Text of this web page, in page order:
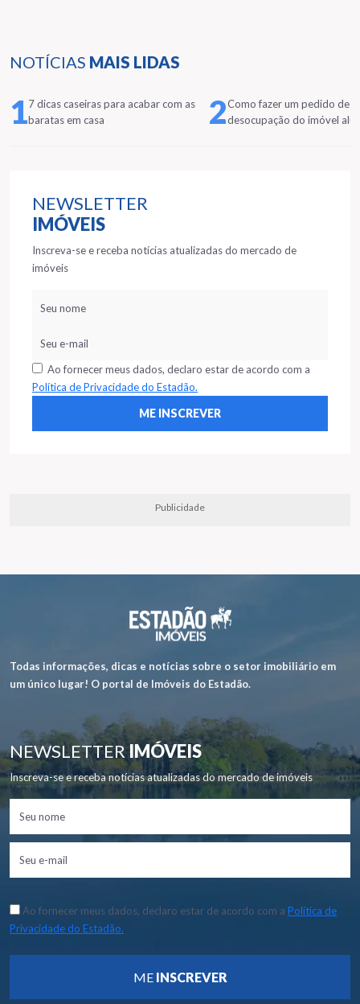
NOTÍCIAS MAIS LIDAS
17 dicas caseiras para acabar com as
baratas em casa
2Como fazer um pedido de
desocupação do imóvel
NEWSLETTER
IMÓVEIS
Inscreva-se e receba notícias atualizadas do mercado de
imóveis
Ao fornecer meus dados, declaro estar de acordo com a
Política de Privacidade do Estadão.
Publicidade
Todas informações, dicas e notícias sobre o setor imobiliário em
um único lugar! O portal de Imóveis do Estadão.
NEWSLETTERIMÓVEIS
Inscreva-se e receba notícias atualizadas do mercado de imóveis
Ao fornecer meus dados, declaro estar de acordo com a Política de
Privacidade do Estadão.
ME INSCREVER